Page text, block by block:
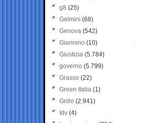
g8 (25)
Gelmini (68)
Genova (542)
Giannino (10)
Giustizia (5.784)
governo (5.799)
Grasso (22)
Green Italia (1)
Grillo (2.941)
Idv (4)